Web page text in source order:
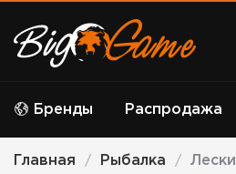
Бренды Распродажа
Главная / Рыбалка / Лески